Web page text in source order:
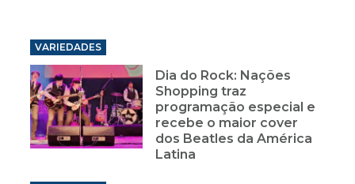
VARIEDADES
Dia do Rock: Nações
Shopping traz
programação especial e
recebe o maior cover
dos Beatles da América
Latina